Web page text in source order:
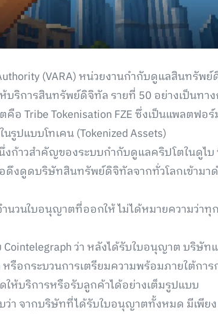
(VARA) หน่วยงานกำกับดูแลสินทรัพ
ริการสินทรัพย์ดิจิทัล รายที่ 50 อย่างเป็นทาง
Tribe Tokenisation FZE ซึ่งเป็นแพลตฟอ
รูปแบบโทเคน (Tokenized Assets)
ก้าวสำคัญของระบบกำกับดูแลคริปโตในดูไ
ดึงดูดบริษัทสินทรัพย์ดิจิทัลจากทั่วโลกเข้ามา
ำนวนใบอนุญาตที่ออกให้ ไม่ได้หมายความว่าทุ
ว่า หลังได้รับใบอนุญาต บริษั
หรือกระบวนการเตรียมความพร้อมภายใต้กา
ให้บริการหรือรับลูกค้าได้อย่างเต็มรูปแบบ
า จากบริษัทที่ได้รับใบอนุญาตทั้งหมด มีเพีย